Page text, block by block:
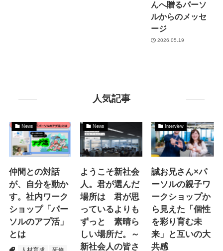
んへ贈るパーソ
ルからのメッセ
ージ
2026.05.19
人気記事
News
仲間との対話
が、自分を動か
す。社内ワーク
ショップ「パー
ソルのアプ活」
とは
News
ようこそ新社会
人。君が選んだ
場所は 君が思
っているよりも
ずっと 素晴ら
しい場所だ。～
新社会人の皆さ
Interview
誠お兄さん×パ
ーソルの親子ワ
ークショップか
ら見えた「個性
を彩り育む未
来」と互いの大
共感